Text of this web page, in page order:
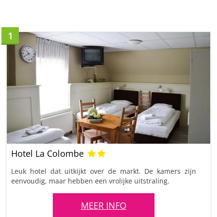
1
Hotel La Colombe
Leuk hotel dat uitkijkt over de markt. De kamers zijn
eenvoudig, maar hebben een vrolijke uitstraling.
MEER INFO